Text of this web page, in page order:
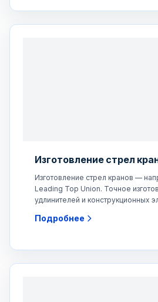
Изготовление стрел
Изготовление стрел кранов —
Leading Top Union. Точное
удлинителей и конструкционных
Подробнее